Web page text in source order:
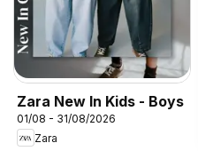
Zara New In Kids - Boys
01/08 - 31/08/2026
Zara